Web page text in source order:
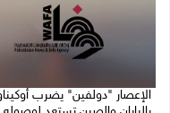
الإعصار "دولفين" يضرب